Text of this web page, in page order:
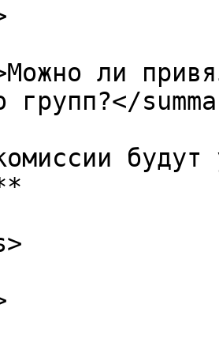
ли
групп?</
будут